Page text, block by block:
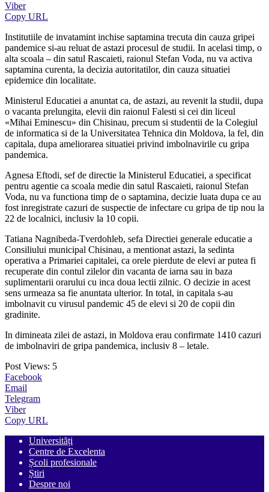
Viber
Copy URL
Institutiile de invatamint inchise saptamina trecuta din cauza gripei
pandemice si-au reluat de astazi procesul de studii. In acelasi timp, o
alta scoala – din satul Rascaieti, raionul Stefan Voda, nu va activa
saptamina curenta, la decizia autoritatilor, din cauza situatiei
epidemice din localitate.
Ministerul Educatiei a anuntat ca, de astazi, au revenit la studii, dupa
o vacanta prelungita, elevii din raionul Falesti si cei din liceul
«Mihai Eminescu» din Chisinau, precum si studentii de la Colegiul
de informatica si de la Universitatea Tehnica din Moldova, la fel, din
capitala, dupa ameliorarea situatiei privind imbolnavirile cu gripa
pandemica.
Agnesa Eftodi, sef de directie la Ministerul Educatiei, a specificat
pentru agentie ca scoala medie din satul Rascaieti, raionul Stefan
Voda, nu va functiona timp de o saptamina, decizie luata dupa ce au
fost inregistrate cazuri de suspectie de infectare cu gripa de tip nou la
22 de localnici, inclusiv la 10 copii.
Tatiana Nagnibeda-Tverdohleb, sefa Directiei generale educatie a
Consiliului municipal Chisinau, a mentionat astazi, la sedinta
operativa a Primariei capitalei, ca orele pierdute de elevi ar putea fi
recuperate din contul zilelor din vacanta de iarna sau in baza
suplimentarii orarului cu inca doua lectii zilnic. O decizie in acest
sens urmeaza sa fie anuntata ulterior. In total, in capitala s-au
imbolnavit cu virusul pandemic 45 de elevi si 20 de copii din
gradinite.
In dimineata zilei de astazi, in Moldova erau confirmate 1410 cazuri
de imbolnaviri de gripa pandemica, inclusiv 8 – letale.
Post Views: 5
Facebook
Email
Telegram
Viber
Copy URL
Universități
Centre de Excelenta
Școli profesionale
Știri
Despre noi